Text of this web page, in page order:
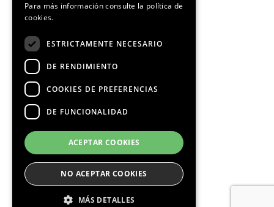
Media Partners
Para más información consulte la política de
cookies.
ESTRICTAMENTE NECESARIO
DE RENDIMIENTO
COOKIES DE PREFERENCIAS
DE FUNCIONALIDAD
ACEPTAR COOKIES
NO ACEPTAR COOKIES
MÁS DETALLES